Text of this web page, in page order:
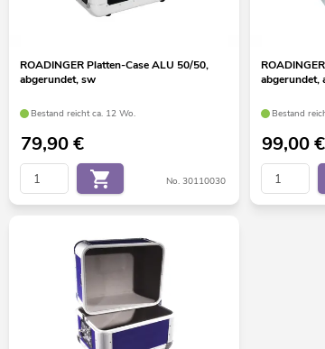
ROADINGER Platten-Case ALU 50/50,
abgerundet, sw
Bestand reicht ca. 12 Wo.
79,90€
No. 30110030
abgerundet,
Bestand
99,00€